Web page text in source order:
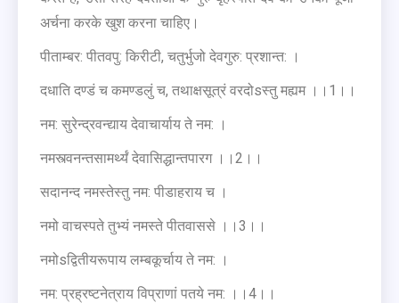
अर्चना करके खुश करना चाहिए।
पीताम्बर: पीतवपु: किरीटी, चतुर्भुजो देवगुरु: प्रशान्त: ।
दधाति दण्डं च कमण्डलुं च, तथाक्षसूत्रं वरदोsस्तु मह्यम ।।1।।
नम: सुरेन्द्रवन्द्याय देवाचार्याय ते नम: ।
नमस्त्वनन्तसामर्थ्यं देवासिद्धान्तपारग ।।2।।
सदानन्द नमस्तेस्तु नम: पीडाहराय च ।
नमो वाचस्पते तुभ्यं नमस्ते पीतवाससे ।।3।।
नमोsद्वितीयरूपाय लम्बकूर्चाय ते नम: ।
नम: प्रह्रष्टनेत्राय विप्राणां पतये नम: ।।4।।